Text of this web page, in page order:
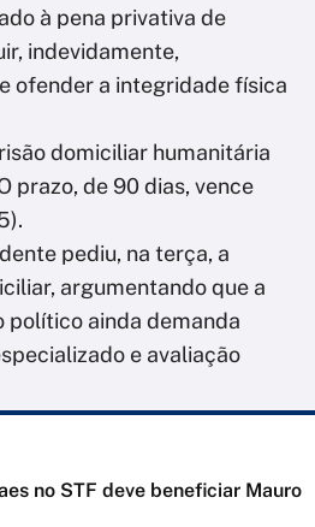
à pena privativa de
indevidamente,
ofender a integridade física
domiciliar humanitária
prazo, de 90 dias, vence
pediu, na terça, a
argumentando que a
político ainda demanda
e avaliação
no STF deve beneficiar Mauro